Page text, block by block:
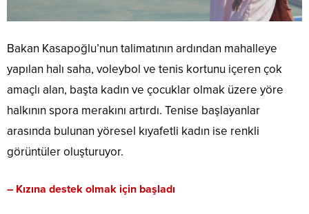
Bakan Kasapoğlu’nun talimatının ardından mahalleye
yapılan halı saha, voleybol ve tenis kortunu içeren çok
amaçlı alan, başta kadın ve çocuklar olmak üzere yöre
halkının spora merakını artırdı. Tenise başlayanlar
arasında bulunan yöresel kıyafetli kadın ise renkli
görüntüler oluşturuyor.
– Kızına destek olmak için başladı